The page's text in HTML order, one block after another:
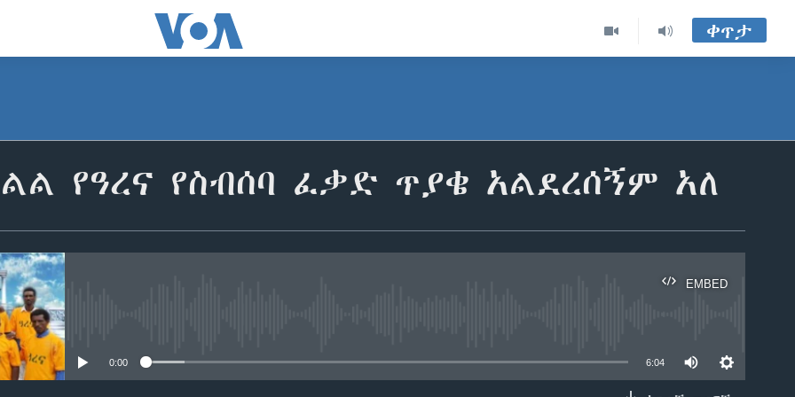
ቀጥታ
የዓረና የስብሰባ ፈቃድ ጥያቄ አልደረሰኝም አለ
EMBED
0:00 6:04